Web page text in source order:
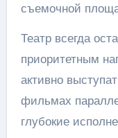
съемочной
Театр всегда
приоритетным
активно
фильмах
глубокие